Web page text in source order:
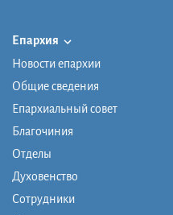
Епархия
Новости епархии
Общие сведения
Епархиальный совет
Благочиния
Отделы
Духовенство
Сотрудники